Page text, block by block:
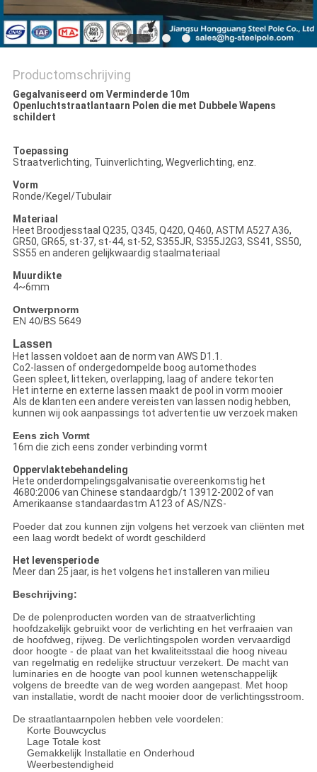
Productomschrijving
Gegalvaniseerd om Verminderde 10m
Openluchtstraatlantaarn Polen die met Dubbele Wapens
schildert
Toepassing
Straatverlichting, Tuinverlichting, Wegverlichting, enz.
Vorm
Ronde/Kegel/Tubulair
Materiaal
Heet Broodjesstaal Q235, Q345, Q420, Q460, ASTM A527 A36,
GR50, GR65, st-37, st-44, st-52, S355JR, S355J2G3, SS41, SS50,
SS55 en anderen gelijkwaardig staalmateriaal
Muurdikte
4~6mm
Ontwerpnorm
EN 40/BS 5649
Lassen
Het lassen voldoet aan de norm van AWS D1.1.
Co2-lassen of ondergedompelde boog automethodes
Geen spleet, litteken, overlapping, laag of andere tekorten
Het interne en externe lassen maakt de pool in vorm mooier
Als de klanten een andere vereisten van lassen nodig hebben,
kunnen wij ook aanpassings tot advertentie uw verzoek maken
Eens zich Vormt
16m die zich eens zonder verbinding vormt
Oppervlaktebehandeling
Hete onderdompelingsgalvanisatie overeenkomstig het
4680:2006 van Chinese standaardgb/t 13912-2002 of van
Amerikaanse standaardastm A123 of AS/NZS-
Poeder dat zou kunnen zijn volgens het verzoek van cliënten met
een laag wordt bedekt of wordt geschilderd
Het levensperiode
Meer dan 25 jaar, is het volgens het installeren van milieu
Beschrijving:
De de polenproducten worden van de straatverlichting
hoofdzakelijk gebruikt voor de verlichting en het verfraaien van
de hoofdweg, rijweg. De verlichtingspolen worden vervaardigd
door hoogte - de plaat van het kwaliteitsstaal die hoog niveau
van regelmatig en redelijke structuur verzekert. De macht van
luminaries en de hoogte van pool kunnen wetenschappelijk
volgens de breedte van de weg worden aangepast. Met hoop
van installatie, wordt de nacht mooier door de verlichtingsstroom.
De straatlantaarnpolen hebben vele voordelen:
Korte Bouwcyclus
Lage Totale kost
Gemakkelijk Installatie en Onderhoud
Weerbestendigheid